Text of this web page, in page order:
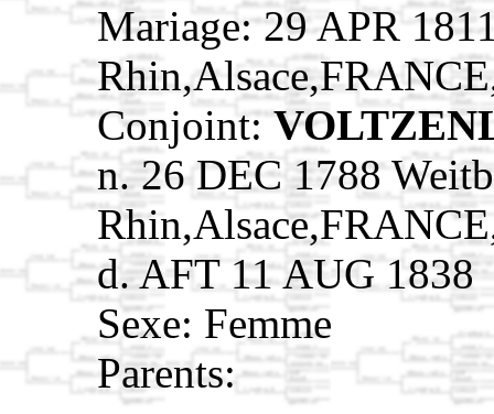
Mariage: 29 APR
Conjoint:
n. 26 DEC 1788
d. AFT 11 AUG 1838
Sexe: Femme
Parents: